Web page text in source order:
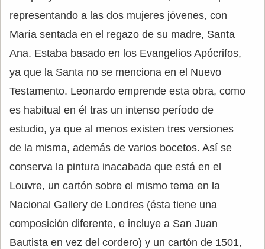
representando a las dos mujeres jóvenes, con
María sentada en el regazo de su madre, Santa
Ana. Estaba basado en los Evangelios Apócrifos,
ya que la Santa no se menciona en el Nuevo
Testamento. Leonardo emprende esta obra, como
es habitual en él tras un intenso período de
estudio, ya que al menos existen tres versiones
de la misma, además de varios bocetos. Así se
conserva la pintura inacabada que está en el
Louvre, un cartón sobre el mismo tema en la
Nacional Gallery de Londres (ésta tiene una
composición diferente, e incluye a San Juan
Bautista en vez del cordero) y un cartón de 1501,